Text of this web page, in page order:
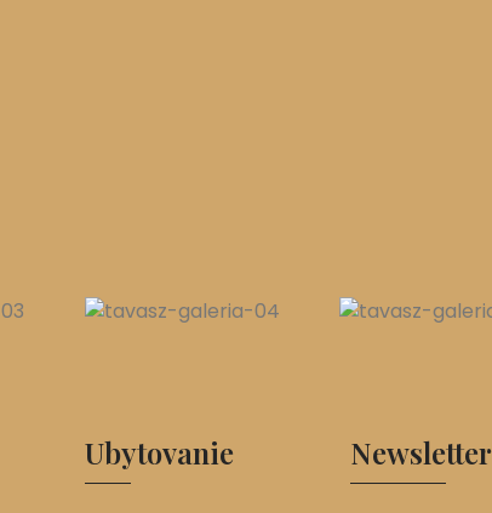
Ubytovanie Newsletter